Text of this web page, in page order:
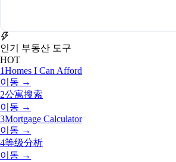
인기 부동산 도구
HOT
1Homes I Can Afford
이동 →
2公寓搜索
이동 →
3Mortgage Calculator
이동 →
4等级分析
이동 →